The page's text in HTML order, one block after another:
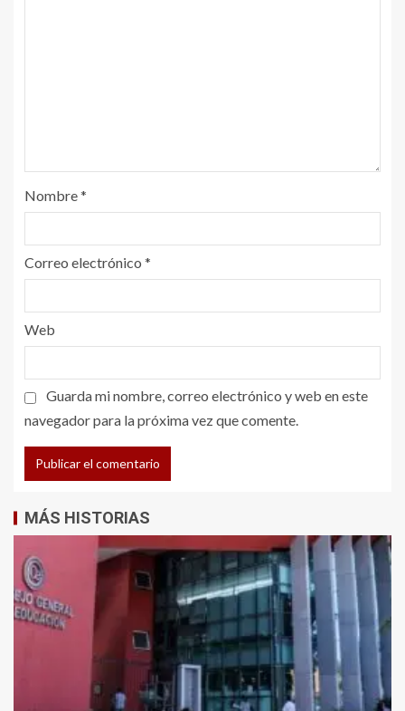
Nombre*
Correo electrónico *
Web
Guarda mi nombre, correo electrónico y web en este
navegador para la próxima vez que comente.
MÁS HISTORIAS